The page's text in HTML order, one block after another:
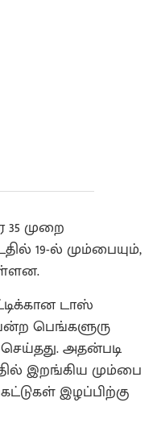
முறை
19-ல் மும்பையும்,
டாஸ்
பெங்களுரு
அதன்படி
இறங்கிய மும்பை
இழப்பிற்கு